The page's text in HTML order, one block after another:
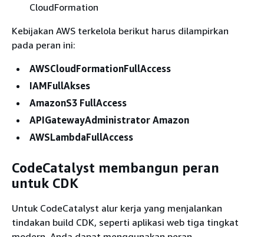
CloudFormation
Kebijakan AWS terkelola berikut harus dilampirkan
pada peran ini:
AWSCloudFormationFullAccess
IAMFullAkses
AmazonS3 FullAccess
APIGatewayAdministrator Amazon
AWSLambdaFullAccess
CodeCatalyst membangun peran
untuk CDK
Untuk CodeCatalyst alur kerja yang menjalankan
tindakan build CDK, seperti aplikasi web tiga tingkat